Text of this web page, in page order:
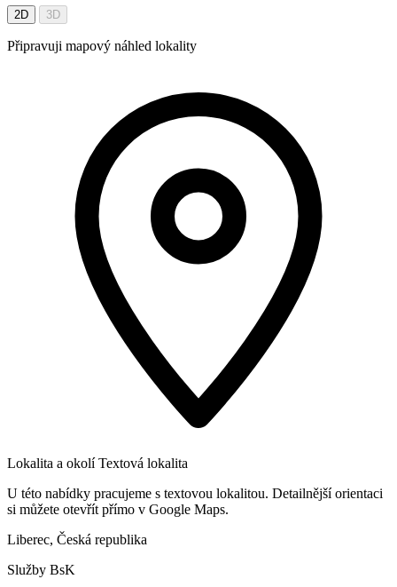
2D 3D
Připravuji mapový náhled lokality
Lokalita a okolí Textová lokalita
U této nabídky pracujeme s textovou lokalitou. Detailnější orientaci
si můžete otevřít přímo v Google Maps.
Liberec, Česká republika
Služby BsK